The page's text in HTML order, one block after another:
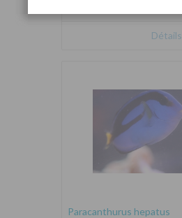
Détails
Paracanthurus hepatus